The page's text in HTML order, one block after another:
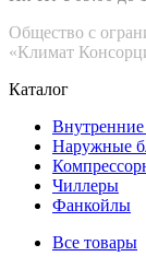
Общество с
«Климат
Каталог
Наружные
Чиллеры
Фанкойлы
Все товары